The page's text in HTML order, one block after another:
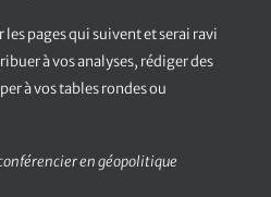
les pages qui suivent et serai ravi
à vos analyses, rédiger des
à vos tables rondes ou
en géopolitique